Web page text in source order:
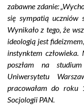
zabawne zdanie:
się sympatią uczniów
Wynikało z tego, że
ideologią jest
instynktem
poszłam na
Uniwersytetu
pracowałam do
Socjologii PAN.